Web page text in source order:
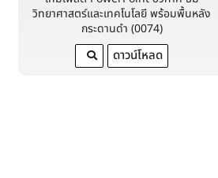
วิทยาศาสตร์และเทคโนโลยี พร้อมพื้นหลัง
กระดานดำ (0074)
ดาวน์โหลด